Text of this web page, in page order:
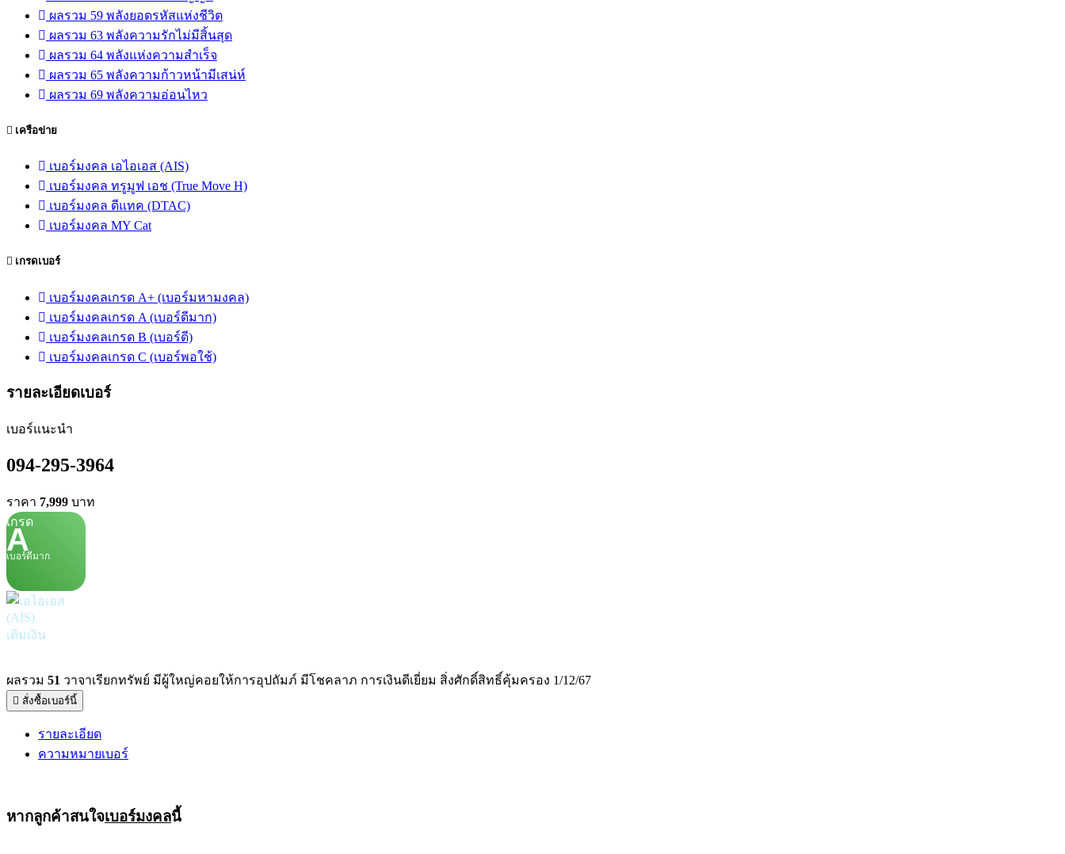
ผลรวม 59 พลังยอดรหัสแห่งชีวิต
ผลรวม 63 พลังความรักไม่มีสิ้นสุด
ผลรวม 64 พลังแห่งความสำเร็จ
ผลรวม 65 พลังความก้าวหน้ามีเสน่ห์
ผลรวม 69 พลังความอ่อนไหว
เครือข่าย
เบอร์มงคล เอไอเอส (AIS)
เบอร์มงคล ทรูมูฟ เอช (True Move H)
เบอร์มงคล ดีแทค (DTAC)
เบอร์มงคล MY Cat
เกรดเบอร์
เบอร์มงคลเกรด A+ (เบอร์มหามงคล)
เบอร์มงคลเกรด A (เบอร์ดีมาก)
เบอร์มงคลเกรด B (เบอร์ดี)
เบอร์มงคลเกรด C (เบอร์พอใช้)
รายละเอียดเบอร์
เบอร์แนะนำ
094-295-3964
ราคา 7,999 บาท
เกรด
A
เบอร์ดีมาก
เติมเงิน
ผลรวม 51 วาจาเรียกทรัพย์ มีผู้ใหญ่คอยให้การอุปถัมภ์ มีโชคลาภ การเงินดีเยี่ยม สิ่งศักดิ์สิทธิ์คุ้มครอง 1/12/67
สั่งซื้อเบอร์นี้
รายละเอียด
ความหมายเบอร์
หากลูกค้าสนใจเบอร์มงคลนี้